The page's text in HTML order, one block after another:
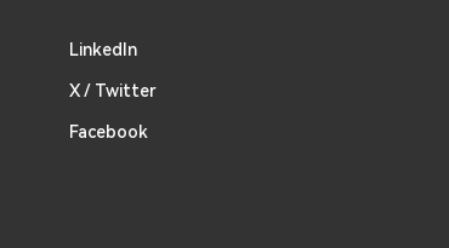
Linkedln
X / Twitter
Facebook